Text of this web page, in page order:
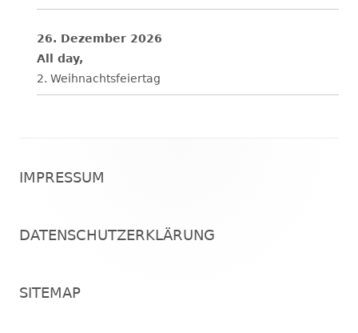
26. Dezember 2026
All day,
2. Weihnachtsfeiertag
Inhalt
IMPRESSUM
DATENSCHUTZERKLÄRUNG
SITEMAP